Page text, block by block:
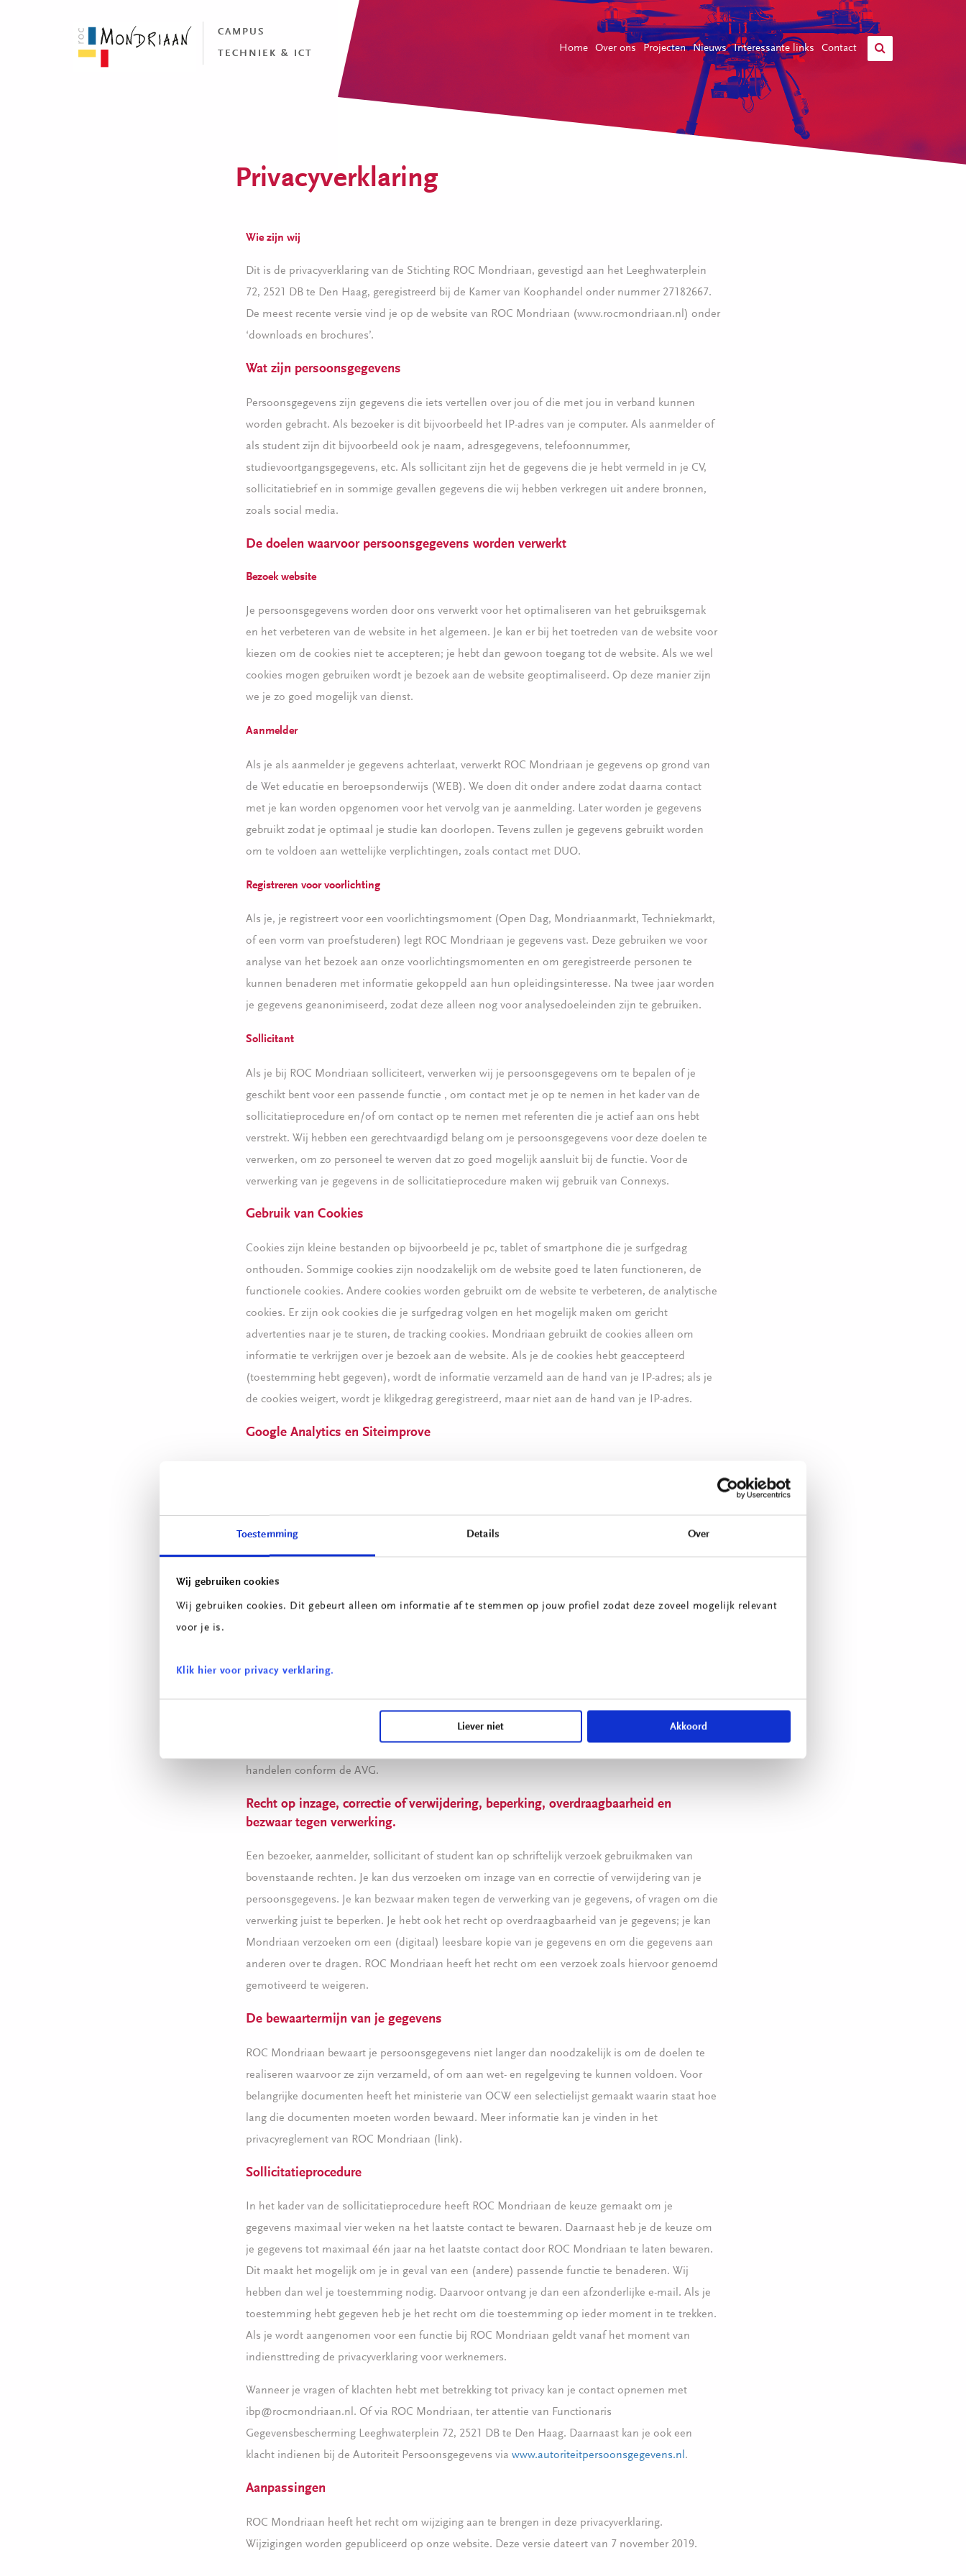
Toestemming Details Over
Wij gebruiken cookies
Wij gebruiken cookies. Dit gebeurt alleen om informatie af te stemmen op jouw profiel zodat deze zoveel mogelijk relevant
voor je is.
Klik hier voor privacy verklaring.
Liever niet Akkoord
CAMPUS
TECHNIEK & ICT Home Over ons Projecten Nieuws Interessante links Contact
Privacyverklaring
Wie zijn wij
Dit is de privacyverklaring van de Stichting ROC Mondriaan, gevestigd aan het Leeghwaterplein
72, 2521 DB te Den Haag, geregistreerd bij de Kamer van Koophandel onder nummer 27182667.
De meest recente versie vind je op de website van ROC Mondriaan (www.rocmondriaan.nl) onder
‘downloads en brochures’.
Wat zijn persoonsgegevens
Persoonsgegevens zijn gegevens die iets vertellen over jou of die met jou in verband kunnen
worden gebracht. Als bezoeker is dit bijvoorbeeld het IP-adres van je computer. Als aanmelder of
als student zijn dit bijvoorbeeld ook je naam, adresgegevens, telefoonnummer,
studievoortgangsgegevens, etc. Als sollicitant zijn het de gegevens die je hebt vermeld in je CV,
sollicitatiebrief en in sommige gevallen gegevens die wij hebben verkregen uit andere bronnen,
zoals social media.
De doelen waarvoor persoonsgegevens worden verwerkt
Bezoek website
Je persoonsgegevens worden door ons verwerkt voor het optimaliseren van het gebruiksgemak
en het verbeteren van de website in het algemeen. Je kan er bij het toetreden van de website voor
kiezen om de cookies niet te accepteren; je hebt dan gewoon toegang tot de website. Als we wel
cookies mogen gebruiken wordt je bezoek aan de website geoptimaliseerd. Op deze manier zijn
we je zo goed mogelijk van dienst.
Aanmelder
Als je als aanmelder je gegevens achterlaat, verwerkt ROC Mondriaan je gegevens op grond van
de Wet educatie en beroepsonderwijs (WEB). We doen dit onder andere zodat daarna contact
met je kan worden opgenomen voor het vervolg van je aanmelding. Later worden je gegevens
gebruikt zodat je optimaal je studie kan doorlopen. Tevens zullen je gegevens gebruikt worden
om te voldoen aan wettelijke verplichtingen, zoals contact met DUO.
Registreren voor voorlichting
Als je, je registreert voor een voorlichtingsmoment (Open Dag, Mondriaanmarkt, Techniekmarkt,
of een vorm van proefstuderen) legt ROC Mondriaan je gegevens vast. Deze gebruiken we voor
analyse van het bezoek aan onze voorlichtingsmomenten en om geregistreerde personen te
kunnen benaderen met informatie gekoppeld aan hun opleidingsinteresse. Na twee jaar worden
je gegevens geanonimiseerd, zodat deze alleen nog voor analysedoeleinden zijn te gebruiken.
Sollicitant
Als je bij ROC Mondriaan solliciteert, verwerken wij je persoonsgegevens om te bepalen of je
geschikt bent voor een passende functie , om contact met je op te nemen in het kader van de
sollicitatieprocedure en/of om contact op te nemen met referenten die je actief aan ons hebt
verstrekt. Wij hebben een gerechtvaardigd belang om je persoonsgegevens voor deze doelen te
verwerken, om zo personeel te werven dat zo goed mogelijk aansluit bij de functie. Voor de
verwerking van je gegevens in de sollicitatieprocedure maken wij gebruik van Connexys.
Gebruik van Cookies
Cookies zijn kleine bestanden op bijvoorbeeld je pc, tablet of smartphone die je surfgedrag
onthouden. Sommige cookies zijn noodzakelijk om de website goed te laten functioneren, de
functionele cookies. Andere cookies worden gebruikt om de website te verbeteren, de analytische
cookies. Er zijn ook cookies die je surfgedrag volgen en het mogelijk maken om gericht
advertenties naar je te sturen, de tracking cookies. Mondriaan gebruikt de cookies alleen om
informatie te verkrijgen over je bezoek aan de website. Als je de cookies hebt geaccepteerd
(toestemming hebt gegeven), wordt de informatie verzameld aan de hand van je IP-adres; als je
de cookies weigert, wordt je klikgedrag geregistreerd, maar niet aan de hand van je IP-adres.
Google Analytics en Siteimprove
Beveiliging
ROC Mondriaan verwerkt persoonsgegevens met uiterste zorgvuldigheid en streeft veiligheid en
bescherming na door middel van goede en heldere afspraken met zijn partners. Hiervoor zijn
organisatorische maatregelen getroffen. De hosting vindt plaats binnen de grenzen van de
gegevens van Connexys ook verwerkt door Bullhorn, een bedrijf in de V.S.. Door het ‘Privacy
handelen conform de AVG.
Recht op inzage, correctie of verwijdering, beperking, overdraagbaarheid en
bezwaar tegen verwerking.
Een bezoeker, aanmelder, sollicitant of student kan op schriftelijk verzoek gebruikmaken van
bovenstaande rechten. Je kan dus verzoeken om inzage van en correctie of verwijdering van je
persoonsgegevens. Je kan bezwaar maken tegen de verwerking van je gegevens, of vragen om die
verwerking juist te beperken. Je hebt ook het recht op overdraagbaarheid van je gegevens; je kan
Mondriaan verzoeken om een (digitaal) leesbare kopie van je gegevens en om die gegevens aan
anderen over te dragen. ROC Mondriaan heeft het recht om een verzoek zoals hiervoor genoemd
gemotiveerd te weigeren.
De bewaartermijn van je gegevens
ROC Mondriaan bewaart je persoonsgegevens niet langer dan noodzakelijk is om de doelen te
realiseren waarvoor ze zijn verzameld, of om aan wet- en regelgeving te kunnen voldoen. Voor
belangrijke documenten heeft het ministerie van OCW een selectielijst gemaakt waarin staat hoe
lang die documenten moeten worden bewaard. Meer informatie kan je vinden in het
privacyreglement van ROC Mondriaan (link).
Sollicitatieprocedure
In het kader van de sollicitatieprocedure heeft ROC Mondriaan de keuze gemaakt om je
gegevens maximaal vier weken na het laatste contact te bewaren. Daarnaast heb je de keuze om
je gegevens tot maximaal één jaar na het laatste contact door ROC Mondriaan te laten bewaren.
Dit maakt het mogelijk om je in geval van een (andere) passende functie te benaderen. Wij
hebben dan wel je toestemming nodig. Daarvoor ontvang je dan een afzonderlijke e-mail. Als je
toestemming hebt gegeven heb je het recht om die toestemming op ieder moment in te trekken.
Als je wordt aangenomen voor een functie bij ROC Mondriaan geldt vanaf het moment van
indiensttreding de privacyverklaring voor werknemers.
Wanneer je vragen of klachten hebt met betrekking tot privacy kan je contact opnemen met
ibp@rocmondriaan.nl. Of via ROC Mondriaan, ter attentie van Functionaris
Gegevensbescherming Leeghwaterplein 72, 2521 DB te Den Haag. Daarnaast kan je ook een
klacht indienen bij de Autoriteit Persoonsgegevens via www.autoriteitpersoonsgegevens.nl.
Aanpassingen
ROC Mondriaan heeft het recht om wijziging aan te brengen in deze privacyverklaring.
Wijzigingen worden gepubliceerd op onze website. Deze versie dateert van 7 november 2019.